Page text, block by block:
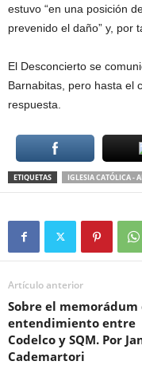
estuvo “en una posición
prevenido el daño” y, por
El Desconcierto se
Barnabitas, pero hasta el
respuesta.
ETIQUETAS IGLESIA CATÓLICA -
Artículo anterior
Sobre el memorádum
entendimiento entre
Codelco y SQM. Por
Cademartori